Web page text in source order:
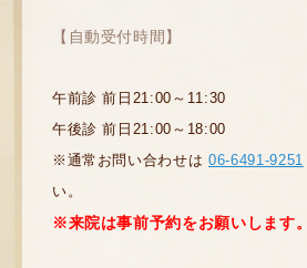
【自動受付時間】
午前診 前日21:00～11:30
午後診 前日21:00～18:00
※通常お問い合わせは06-6491-9251
い。
※来院は事前予約をお願いします。